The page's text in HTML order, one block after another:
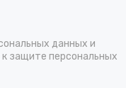
данных и
защите персональных